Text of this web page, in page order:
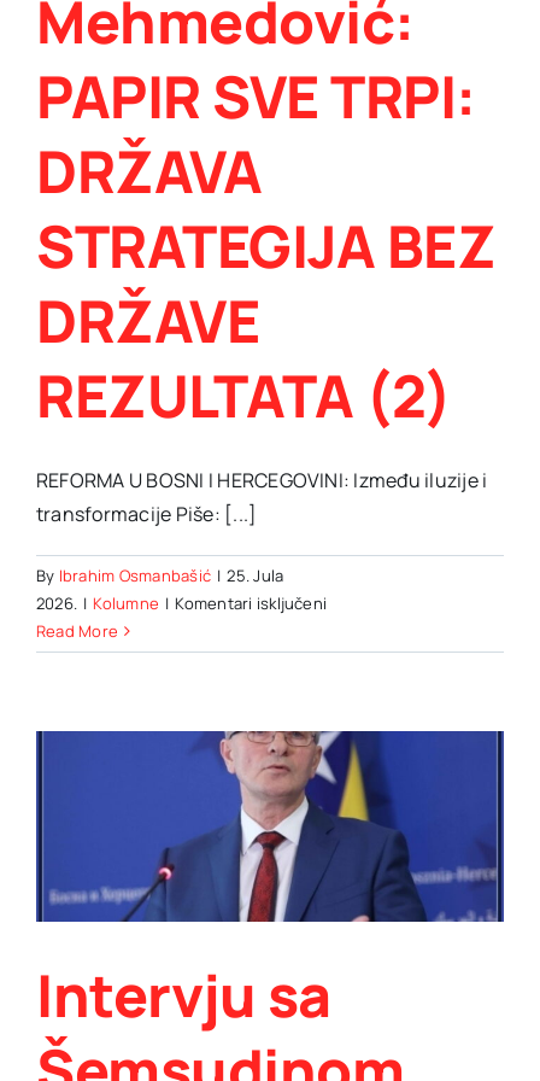
Mehmedović:
PAPIR SVE TRPI:
DRŽAVA
STRATEGIJA BEZ
DRŽAVE
REZULTATA (2)
REFORMA U BOSNI I HERCEGOVINI: Između iluzije i
transformacije Piše: [...]
By Ibrahim Osmanbašić | 25. Jula
2026. | Kolumne | Komentari isključeni
Mehmedović:
TRPI:
DRŽAVA
STRATEGIJA
BEZ
DRŽAVE
REZULTATA
Read More
Intervju sa